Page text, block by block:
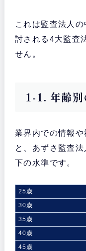
これは監査法人
討される4大監査
せん。
1-1. 年齢
業界内での情報
と、あずさ監査
下の水準です。
25歳
30歳
35歳
40歳
45歳